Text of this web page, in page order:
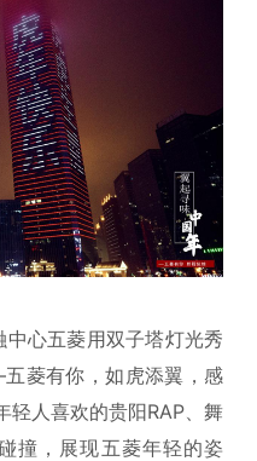
心五菱用双子塔灯光秀
菱有你，如虎添翼，感
人喜欢的贵阳RAP、舞
撞，展现五菱年轻的姿